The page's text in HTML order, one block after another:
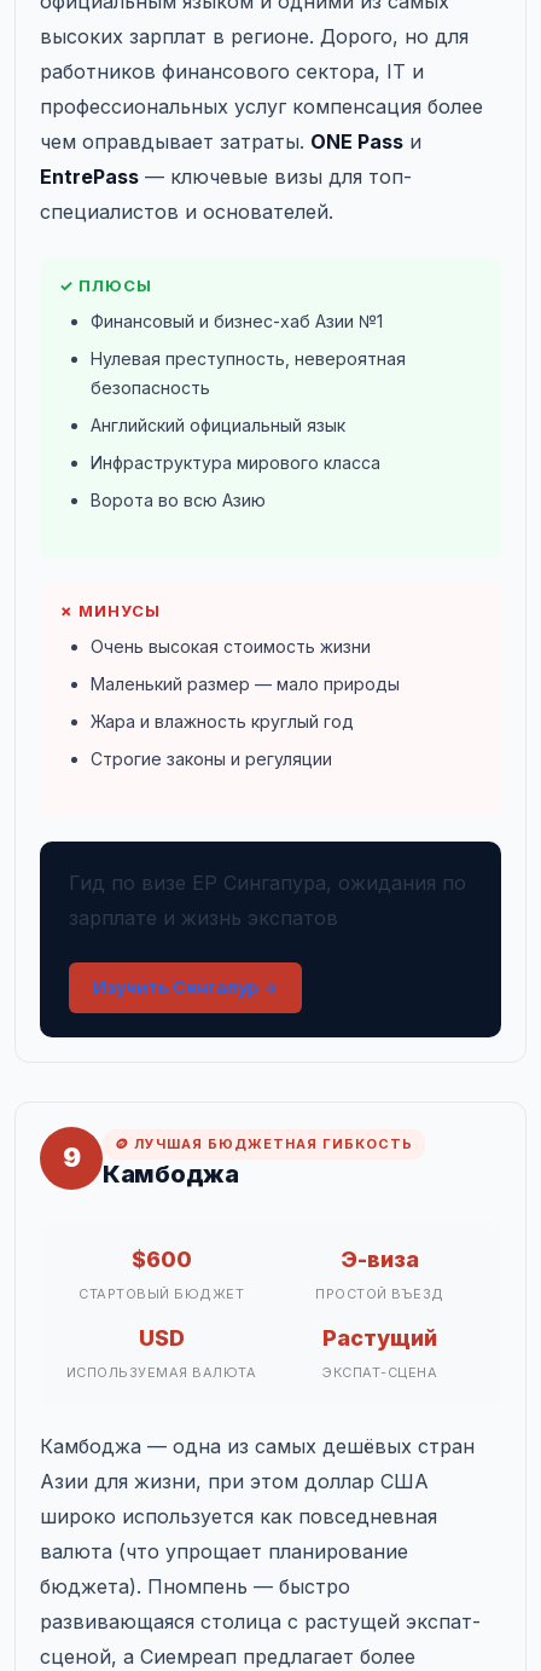
высоких зарплат в регионе. Дорого, но для
работников финансового сектора, IT и
профессиональных услуг компенсация более
чем оправдывает затраты. ONE Pass и
EntrePass — ключевые визы для топ-
специалистов и основателей.
✓ ПЛЮСЫ
Финансовый и бизнес-хаб Азии №1
Нулевая преступность, невероятная
безопасность
Английский официальный язык
Инфраструктура мирового класса
Ворота во всю Азию
✗ МИНУСЫ
Очень высокая стоимость жизни
Маленький размер — мало природы
Жара и влажность круглый год
Строгие законы и регуляции
Гид по визе EP Сингапура, ожидания по
зарплате и жизнь экспатов
Изучить Сингапур →
9 🪙 ЛУЧШАЯ БЮДЖЕТНАЯ ГИБКОСТЬ
Камбоджа
$600
СТАРТОВЫЙ БЮДЖЕТ
Э-виза
ПРОСТОЙ ВЪЕЗД
USD
ИСПОЛЬЗУЕМАЯ ВАЛЮТА
Растущий
ЭКСПАТ-СЦЕНА
Камбоджа — одна из самых дешёвых стран
Азии для жизни, при этом доллар США
широко используется как повседневная
валюта (что упрощает планирование
бюджета). Пномпень — быстро
развивающаяся столица с растущей экспат-
сценой, а Сиемреап предлагает более